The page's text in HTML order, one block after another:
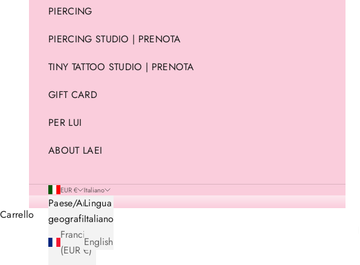
PIERCING
PIERCING STUDIO | PRENOTA
TINY TATTOO STUDIO | PRENOTA
GIFT CARD
PER LUI
ABOUT LAEI
EUR €
Paese/Area
geografica
Francia
(EUR €)
Italiano
Lingua
Italiano
English
Carrello